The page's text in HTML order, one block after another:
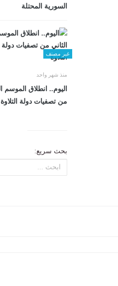
السورية المحتلة
غير مصنف
منذ شهر واحد
اليوم.. انطلاق الموسم
من تصفيات دولة التلاوة
بحث سريع: